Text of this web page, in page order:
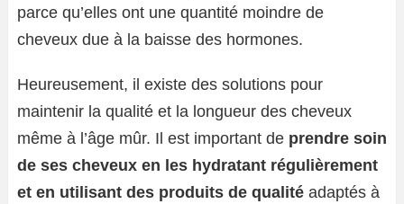
parce qu’elles ont une quantité moindre de
cheveux due à la baisse des hormones.
Heureusement, il existe des solutions pour
maintenir la qualité et la longueur des cheveux
même à l’âge mûr. Il est important de prendre soin
de ses cheveux en les hydratant régulièrement
et en utilisant des produits de qualité adaptés à